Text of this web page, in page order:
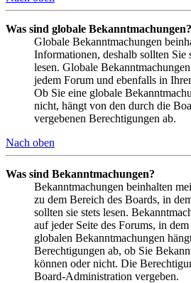
Was sind globale Bekanntmachungen?
Globale Bekanntmachungen
Informationen, deshalb sollten Sie
lesen. Globale
jedem Forum und ebenfalls in
Ob Sie eine globale
nicht, hängt von den durch die
vergebenen Berechtigungen ab.
Nach oben
Was sind Bekanntmachungen?
Bekanntmachungen beinhalten
zu dem Bereich des Boards, in
sollten sie stets lesen.
auf jeder Seite des Forums, in
globalen Bekanntmachungen
Berechtigungen ab, ob Sie
können oder nicht. Die
Board-Administration vergeben.